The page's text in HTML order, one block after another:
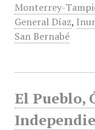
Monterrey-
General Díaz,
San Bernabé
El Pueblo,